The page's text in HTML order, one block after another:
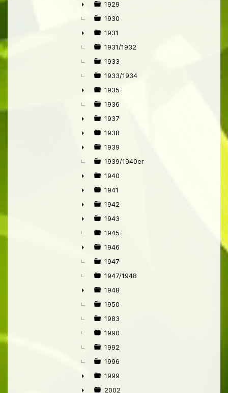
►
1929
1930
►
1931
1931/1932
1933
1933/1934
►
1935
1936
►
1937
►
1938
►
1939
1939/1940er
►
1940
►
1941
►
1942
►
1943
1945
►
1946
1947
1947/1948
►
1948
1950
1983
1990
1992
1996
►
1999
2002